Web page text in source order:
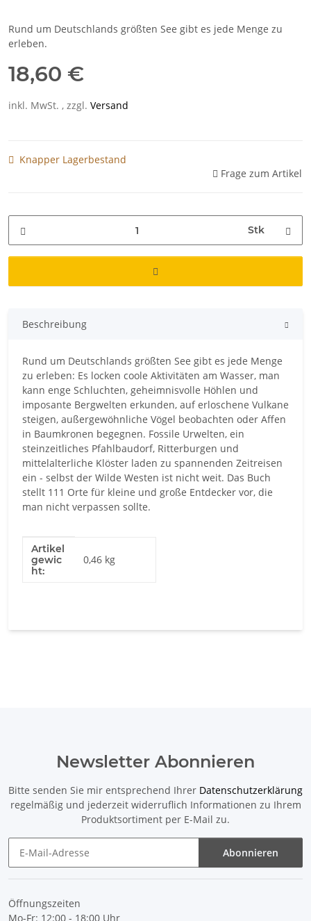
Rund um Deutschlands größten See gibt es jede Menge zu
erleben.
18,60 €
inkl. MwSt. , zzgl. Versand
Knapper Lagerbestand
Frage zum Artikel
Stk
Beschreibung
Rund um Deutschlands größten See gibt es jede Menge
zu erleben: Es locken coole Aktivitäten am Wasser, man
kann enge Schluchten, geheimnisvolle Höhlen und
imposante Bergwelten erkunden, auf erloschene Vulkane
steigen, außergewöhnliche Vögel beobachten oder Affen
in Baumkronen begegnen. Fossile Urwelten, ein
steinzeitliches Pfahlbaudorf, Ritterburgen und
mittelalterliche Klöster laden zu spannenden Zeitreisen
ein - selbst der Wilde Westen ist nicht weit. Das Buch
stellt 111 Orte für kleine und große Entdecker vor, die
man nicht verpassen sollte.
Produkteigenschaft
Wert
Artikel
gewic
ht:
0,46 kg
Newsletter Abonnieren
Bitte senden Sie mir entsprechend Ihrer Datenschutzerklärung
regelmäßig und jederzeit widerruflich Informationen zu Ihrem
Produktsortiment per E-Mail zu.
Abonnieren
Öffnungszeiten
Mo-Fr: 12:00 - 18:00 Uhr